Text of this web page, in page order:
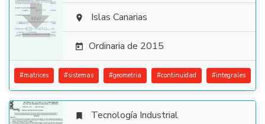
  Islas Canarias
 Ordinaria de 2015
#matrices #sistemas #geometria #continuidad #integrales
 Tecnología Industrial